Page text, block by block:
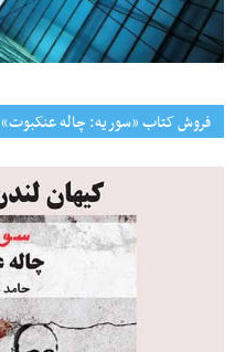
فروش کتاب «سوریه: چاله عنکبوت»